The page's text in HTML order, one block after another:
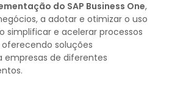
do SAP Business One,
a adotar e otimizar o uso
simplificar e acelerar processos
soluções
empresas de diferentes